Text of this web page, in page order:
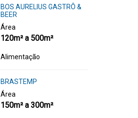
BOS AURELIUS GASTRÔ &
BEER
Área
120m² a 500m²
Alimentação
BRASTEMP
Área
150m² a 300m²